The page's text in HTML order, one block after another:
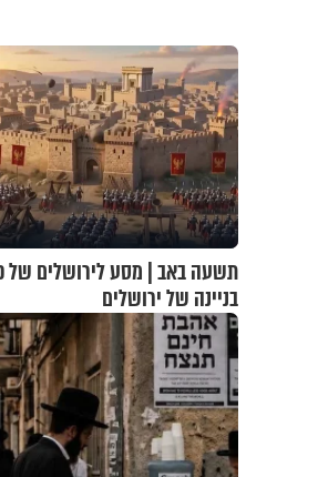
תשעה באב | מסע לירושלים של
בניינה של ירושלים